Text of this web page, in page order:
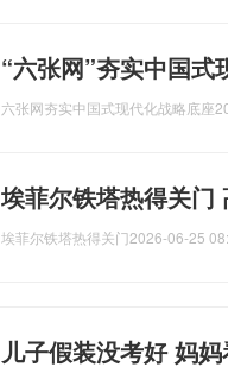
“六张网”夯实中国式
六张网夯实中国式现代化战略底座
埃菲尔铁塔热得关门
埃菲尔铁塔热得关门2026-06-25
儿子假装没考好 妈